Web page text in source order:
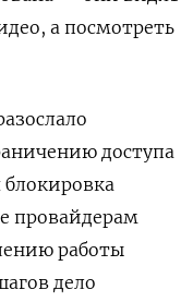
а посмотреть
доступа
блокировка
провайдерам
работы
дело